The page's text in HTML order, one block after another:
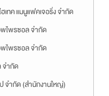
ทค แมนูแฟคเจอริ่ง จำกัด
ไพรซอล จำกัด
ไพรซอล จำกัด
จำกัด
จำกัด (สำนักงานใหญ่)